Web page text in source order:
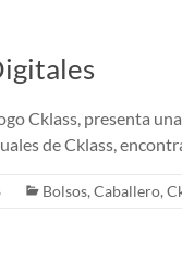
Cklass, presenta
de Cklass,
Bolsos, Caballero,